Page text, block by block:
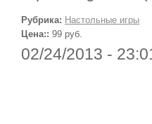
Рубрика: Настольные игры
Цена:: 99 руб.
02/24/2013 -